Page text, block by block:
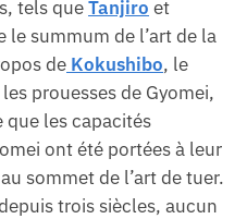
tels queTanjiro et
le summum de l’art de la
de Kokushibo, le
prouesses de Gyomei,
les capacités
ont été portées à leur
sommet de l’art de tuer.
trois siècles, aucun